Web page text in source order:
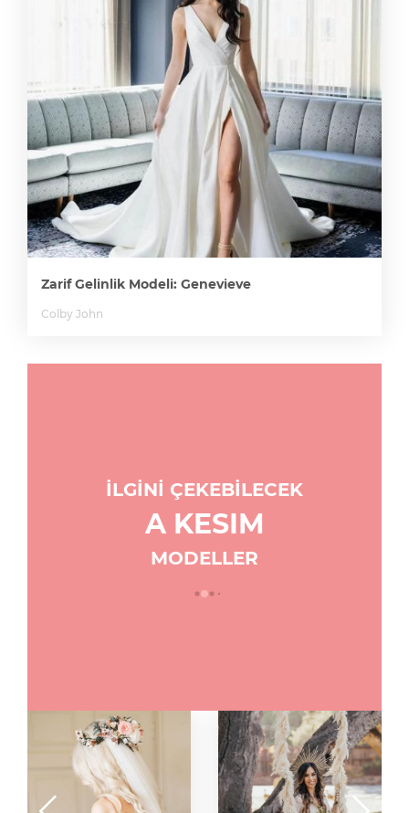
Zarif Gelinlik Modeli: Genevieve
Colby John
İLGİNİ ÇEKEBİLECEK
A KESIM
MODELLER
Askılı Dantel Saten
A Kesim Gelinlik